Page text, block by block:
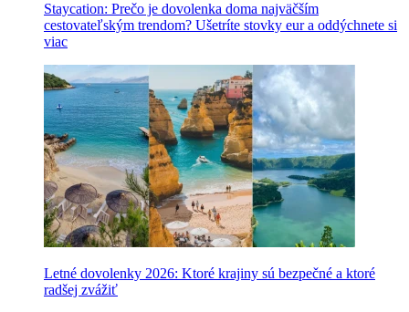
Staycation: Prečo je dovolenka doma najväčším
cestovateľským trendom? Ušetríte stovky eur a oddýchnete si
viac
Letné dovolenky 2026: Ktoré krajiny sú bezpečné a ktoré
radšej zvážiť